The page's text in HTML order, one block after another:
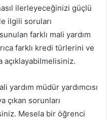
ilerleyeceğinizi güçlü
ilgili soruları
farklı mali yardım
farklı kredi türlerini ve
açıklayabilmelisiniz.
yardım müdür yardımcısı
çıkan sorunları
Mesela bir öğrenci